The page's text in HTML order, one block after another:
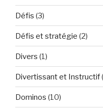
Défis (3)
Défis et stratégie (2)
Divers (1)
Divertissant et Instructif
Dominos (10)